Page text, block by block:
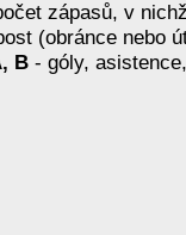
zápasů, v
(obránce nebo
B - góly,